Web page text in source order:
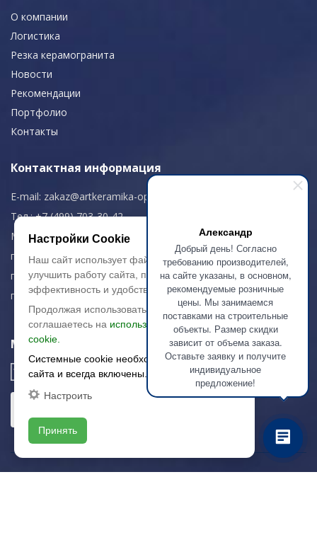
Александр
Добрый день! Согласно
требованию производителей,
на сайте указаны, в основном,
рекомендуемые розничные
цены. Мы занимаемся
поставками на строительные
объекты. Размер скидки
зависит от объема заказа.
Оставьте заявку и получите
индивидуальное
предложение!
О компании
Логистика
Резка керамогранита
Новости
Рекомендации
Портфолио
Контакты
Контактная информация
E-mail: zakaz@artkeramika-opt.ru
Тел.: +7 (499) 703-30-42
Московская область,
г. Красногорск
пн-чт: 09.00-18.00
пт: 09.00-17.00
Мы в соц. сетях
Настройки Cookie
Наш сайт использует файлы cookie, чтобы
улучшить работу сайта, повысить его
эффективность и удобство.
Продолжая использовать сайт, вы
соглашаетесь на использование файлов
cookie.
Системные cookie необходимы для работы
сайта и всегда включены.
Настроить
Принять